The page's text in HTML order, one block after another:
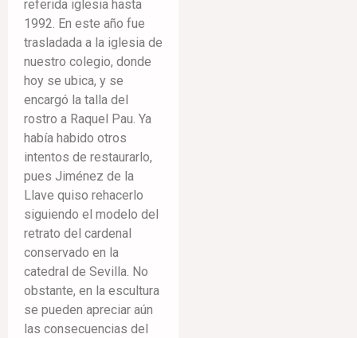
referida iglesia hasta
1992. En este año fue
trasladada a la iglesia de
nuestro colegio, donde
hoy se ubica, y se
encargó la talla del
rostro a Raquel Pau. Ya
había habido otros
intentos de restaurarlo,
pues Jiménez de la
Llave quiso rehacerlo
siguiendo el modelo del
retrato del cardenal
conservado en la
catedral de Sevilla. No
obstante, en la escultura
se pueden apreciar aún
las consecuencias del